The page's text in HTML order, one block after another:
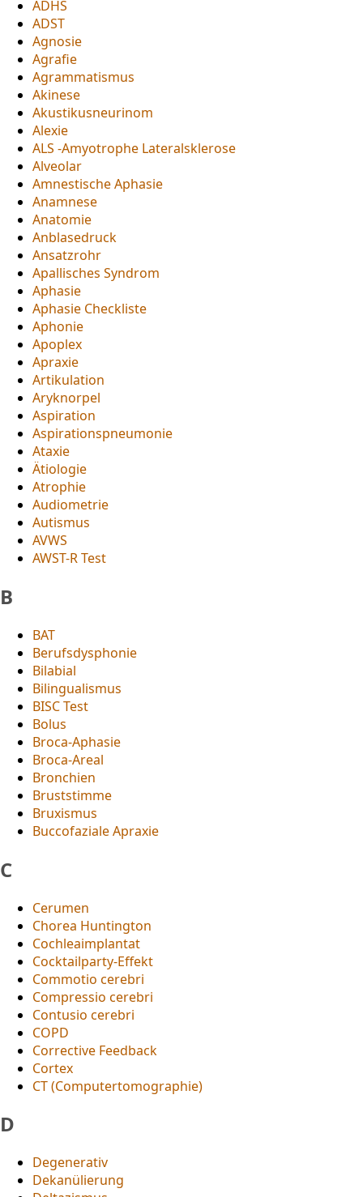
ADHS
ADST
Agnosie
Agrafie
Agrammatismus
Akinese
Akustikusneurinom
Alexie
ALS -Amyotrophe Lateralsklerose
Alveolar
Amnestische Aphasie
Anamnese
Anatomie
Anblasedruck
Ansatzrohr
Apallisches Syndrom
Aphasie
Aphasie Checkliste
Aphonie
Apoplex
Apraxie
Artikulation
Aryknorpel
Aspiration
Aspirationspneumonie
Ataxie
Ätiologie
Atrophie
Audiometrie
Autismus
AVWS
AWST-R Test
B
BAT
Berufsdysphonie
Bilabial
Bilingualismus
BISC Test
Bolus
Broca-Aphasie
Broca-Areal
Bronchien
Bruststimme
Bruxismus
Buccofaziale Apraxie
C
Cerumen
Chorea Huntington
Cochleaimplantat
Cocktailparty-Effekt
Commotio cerebri
Compressio cerebri
Contusio cerebri
COPD
Corrective Feedback
Cortex
CT (Computertomographie)
D
Degenerativ
Dekanülierung